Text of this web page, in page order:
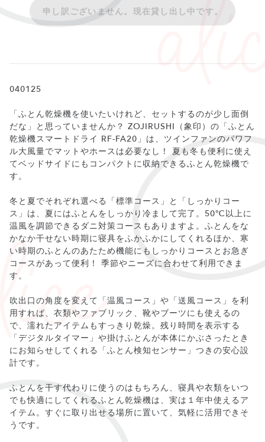
申し訳ございません。現在貸し出し中です。
040125
「ふとん乾燥機を使いたいけれど、セットするのが少し面倒
だな」と思っていませんか？ ZOJIRUSHI（象印）の「ふとん
乾燥機スマートドライ RF-FA20」は、ツインファンのパワフ
ル大風量でマットやホースは必要なし！ 夏も冬も便利に使え
てベッドサイドにもコンパクトに収納できるふとん乾燥機で
す。
冬と夏でそれぞれ選べる「標準コース」と「しっかりコー
ス」は、夏にはふとんをしっかり冷まして完了。50℃以上に
温風を調節できるダニ対策コースもありますよ。ふとんをな
かなか干せない時期に寝具をふかふかにしてくれるほか、寒
い時期のふとんのあたため機能にもしっかりコースとお急ぎ
コースがあって便利！ 季節やニーズに合わせて利用できま
す。
吹出口の角度を変えて「温風コース」や「送風コース」を利
用すれば、衣類やファブリック、靴やブーツにも使えるの
で、濡れたアイテムもすっきり乾燥。残り時間を表示する
「デジタルタイマー」や掛けふとんが本体にかぶさったとき
にお知らせしてくれる「ふとん検知センサー」つきの安心設
計です。
ふとんを干す代わりに使うのはもちろん、寝具や衣類をいつ
でも快適にしてくれるふとん乾燥機は、実は１年中使えるア
イテム。すぐに取り出せる場所に置いて、気軽に活用できそ
うです。